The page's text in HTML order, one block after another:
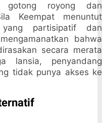
gotong royong dan
Keempat menuntut
yang partisipatif dan
bahwa
secara merata
lansia, penyandang
tidak punya akses ke